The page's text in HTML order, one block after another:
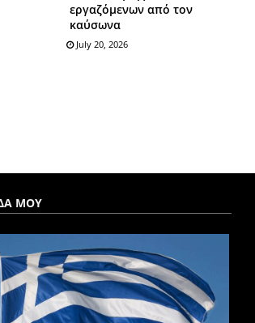
εργαζόμενων από τον
καύσωνα
July 20, 2026
ΜΟΥ